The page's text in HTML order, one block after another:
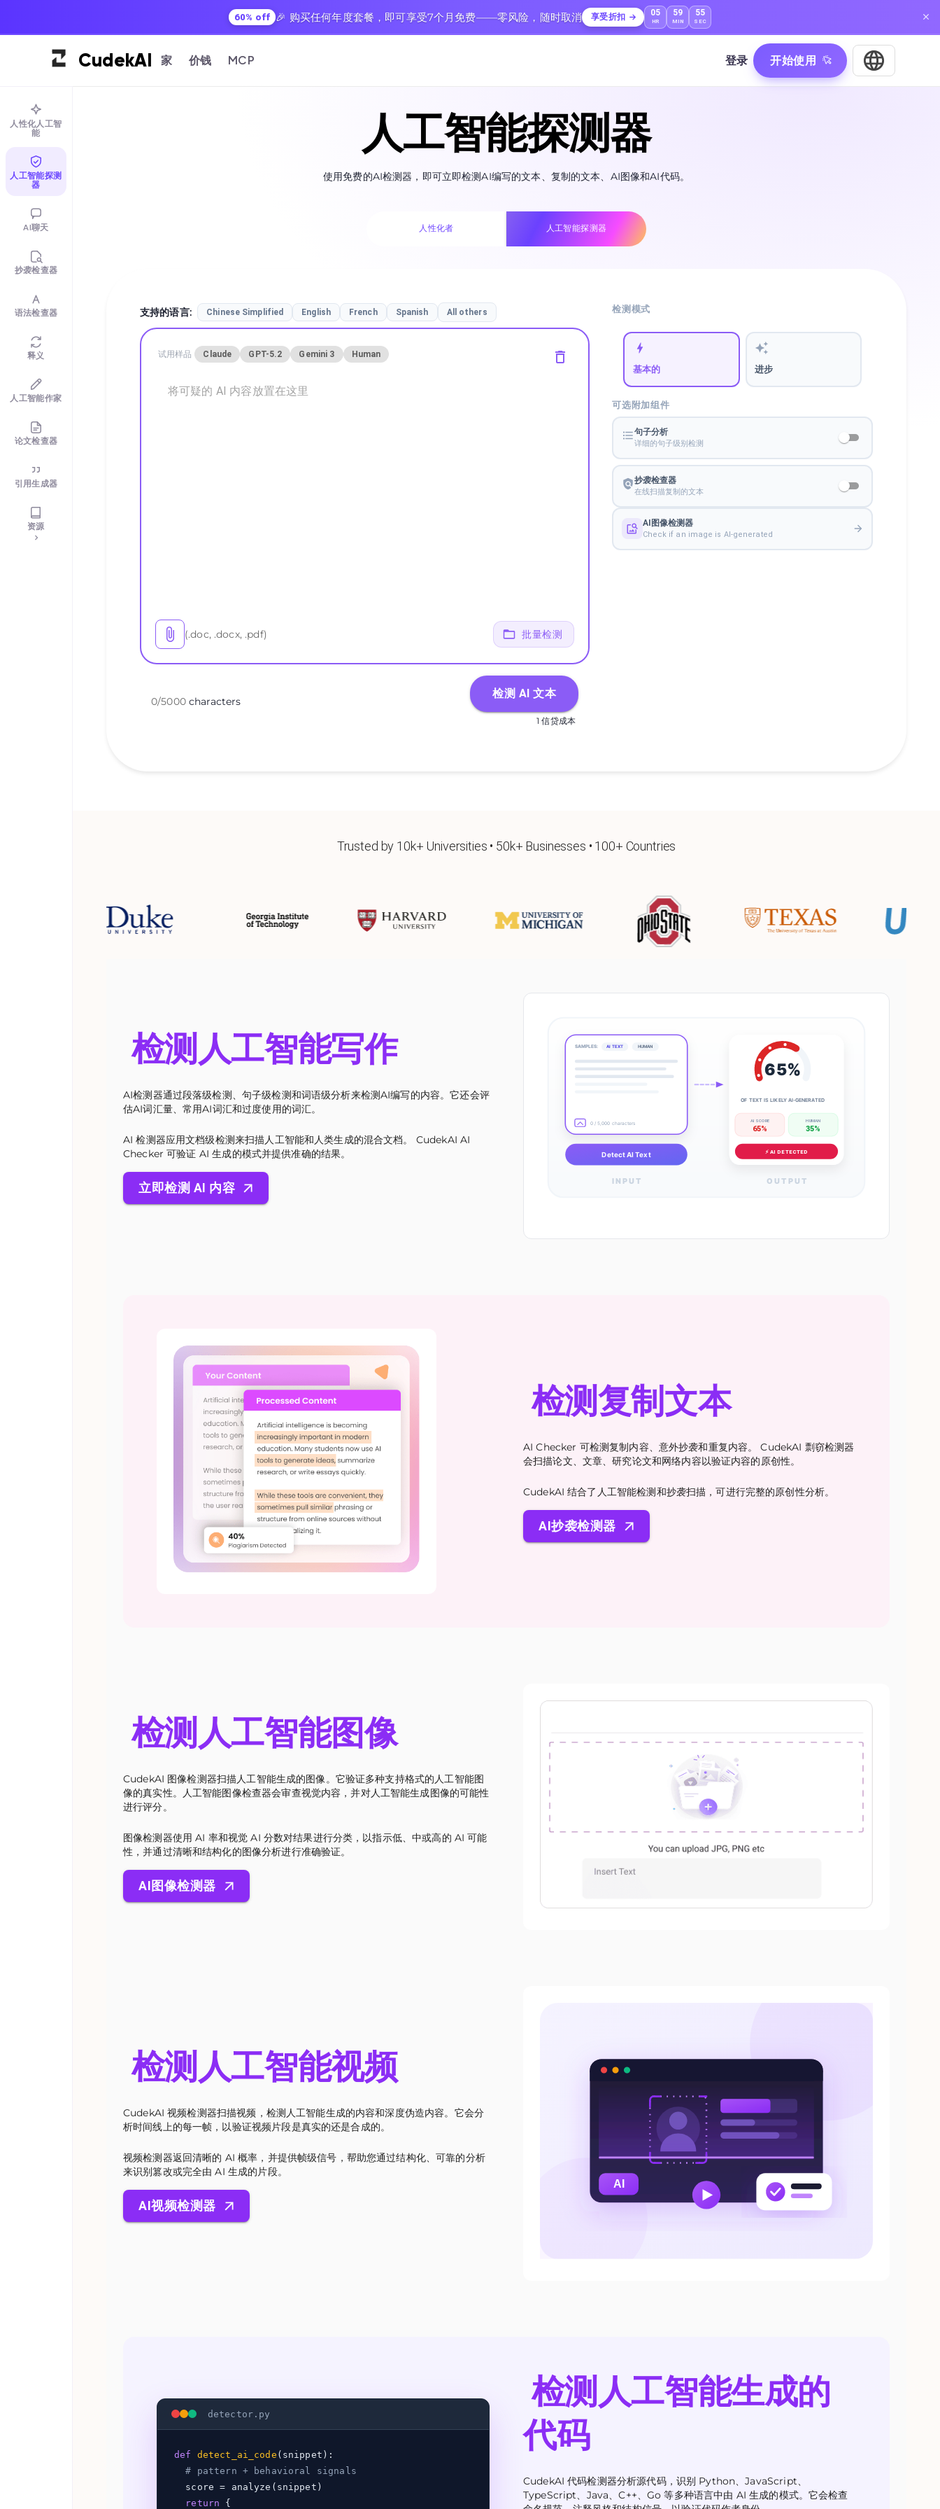
60% off 🎉 购买任何年度套餐，即可享受7个月免费——零风险，随时取消 享受折扣 05
HR
59
MIN
53
SEC
CudekAI 家 价钱 MCP 登录 开始使用
人性化人工智
能
人工智能探测
器
AI聊天
抄袭检查器
语法检查器
释义
人工智能作家
论文检查器
引用生成器
资源
人工智能探测器
使用免费的AI检测器，即可立即检测AI编写的文本、复制的文本、AI图像和AI代码。
人性化者 人工智能探测器
支持的语言: Chinese Simplified English French Spanish All others
试用样品 Claude GPT-5.2 Gemini 3 Human
(.doc, .docx, .pdf) 批量检测
0/5000 characters
检测 AI 文本
1 信贷成本
检测模式
基本的 进步
可选附加组件
句子分析
详细的句子级别检测
抄袭检查器
在线扫描复制的文本
AI图像检测器
Check if an image is AI-generated
Trusted by 10k+ Universities • 50k+ Businesses • 100+ Countries
检测人工智能写作
AI检测器通过段落级检测、句子级检测和词语级分析来检测AI编写的内容。它还会评
估AI词汇量、常用AI词汇和过度使用的词汇。
AI 检测器应用文档级检测来扫描人工智能和人类生成的混合文档。 CudekAI AI
Checker 可验证 AI 生成的模式并提供准确的结果。
立即检测 AI 内容
SAMPLES: AI TEXT HUMAN
0 / 5,000 characters
Detect AI Text
INPUT
65%
OF TEXT IS LIKELY AI-GENERATED
AI SCORE
65%
HUMAN
35%
⚡ AI DETECTED
OUTPUT
检测复制文本
AI Checker 可检测复制内容、意外抄袭和重复内容。 CudekAI 剽窃检测器
会扫描论文、文章、研究论文和网络内容以验证内容的原创性。
CudekAI 结合了人工智能检测和抄袭扫描，可进行完整的原创性分析。
AI抄袭检测器
检测人工智能图像
CudekAI 图像检测器扫描人工智能生成的图像。它验证多种支持格式的人工智能图
像的真实性。人工智能图像检查器会审查视觉内容，并对人工智能生成图像的可能性
进行评分。
图像检测器使用 AI 率和视觉 AI 分数对结果进行分类，以指示低、中或高的 AI 可能
性，并通过清晰和结构化的图像分析进行准确验证。
AI图像检测器
检测人工智能视频
CudekAI 视频检测器扫描视频，检测人工智能生成的内容和深度伪造内容。它会分
析时间线上的每一帧，以验证视频片段是真实的还是合成的。
视频检测器返回清晰的 AI 概率，并提供帧级信号，帮助您通过结构化、可靠的分析
来识别篡改或完全由 AI 生成的片段。
AI视频检测器
detector.py
def detect_ai_code (snippet):
# pattern + behavioral signals
score = analyze(snippet)
return
{
检测人工智能生成的
代码
CudekAI 代码检测器分析源代码，识别 Python、JavaScript、
TypeScript、Java、C++、Go 等多种语言中由 AI 生成的模式。它会检查